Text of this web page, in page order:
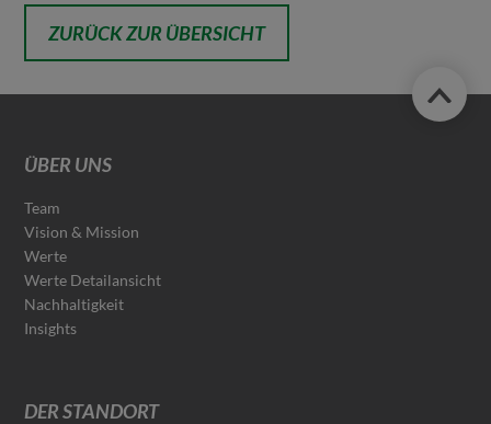
ZURÜCK ZUR ÜBERSICHT
ÜBER UNS
Team
Vision & Mission
Werte
Werte Detailansicht
Nachhaltigkeit
Insights
DER STANDORT